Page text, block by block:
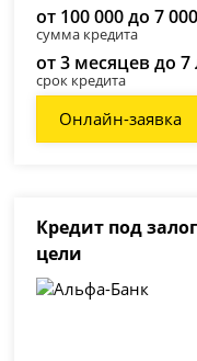
от 100 000 до 7
сумма кредита
от 3 месяцев до 7
срок кредита
Онлайн-заявка
Кредит под
цели